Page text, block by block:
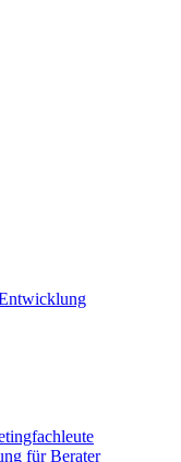
für Berater